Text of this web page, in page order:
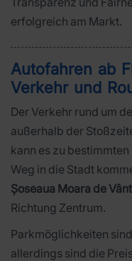
erfolgreich am Markt.
Autofahren ab
Verkehr und
Der Verkehr rund um
außerhalb der
kann es zu
Weg in die Stadt
Șoseaua Moara de Vânt
Richtung Zentrum.
Parkmöglichkeiten
allerdings sind die